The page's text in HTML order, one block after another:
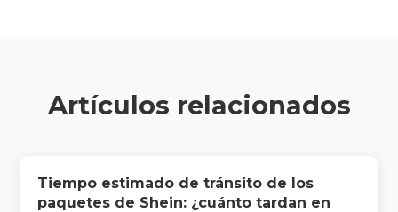
Artículos relacionados
Tiempo estimado de tránsito de los
paquetes de Shein: ¿cuánto tardan en